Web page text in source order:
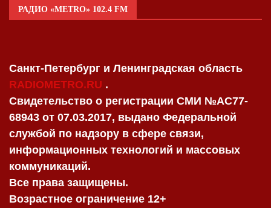
РАДИО «METRO» 102.4 FM
Санкт-Петербург и Ленинградская область
RADIOMETRO.RU .
Свидетельство о регистрации СМИ №AC77-
68943 от 07.03.2017, выдано Федеральной
службой по надзору в сфере связи,
информационных технологий и массовых
коммуникаций.
Все права защищены.
Возрастное ограничение 12+